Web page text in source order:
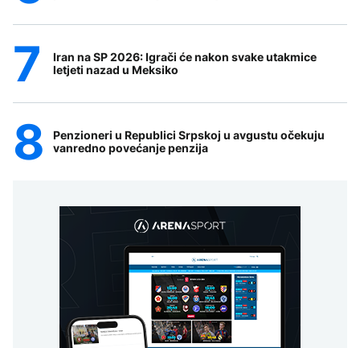
Iran na SP 2026: Igrači će nakon svake utakmice
letjeti nazad u Meksiko
Penzioneri u Republici Srpskoj u avgustu očekuju
vanredno povećanje penzija